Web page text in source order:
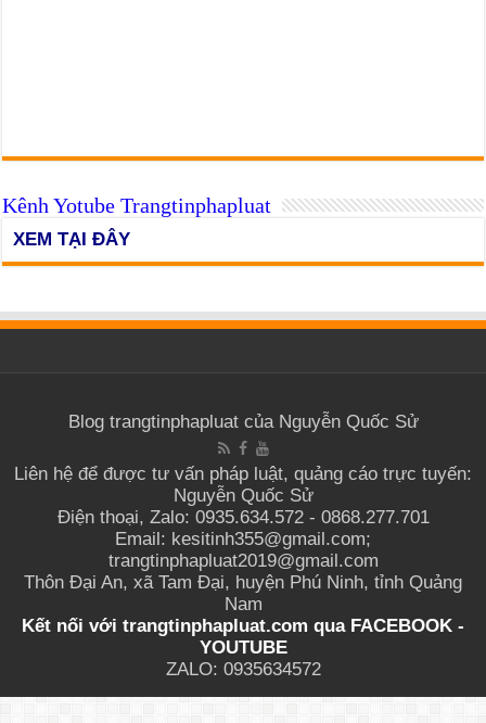
Kênh Yotube Trangtinphapluat
XEM TẠI ĐÂY
Blog trangtinphapluat của Nguyễn Quốc Sử
Liên hệ để được tư vấn pháp luật, quảng cáo trực tuyến:
Nguyễn Quốc Sử
Điện thoại, Zalo: 0935.634.572 - 0868.277.701
Email: kesitinh355@gmail.com;
trangtinphapluat2019@gmail.com
Thôn Đại An, xã Tam Đại, huyện Phú Ninh, tỉnh Quảng
Nam
Kết nối với trangtinphapluat.com quaFACEBOOK -
YOUTUBE
ZALO: 0935634572